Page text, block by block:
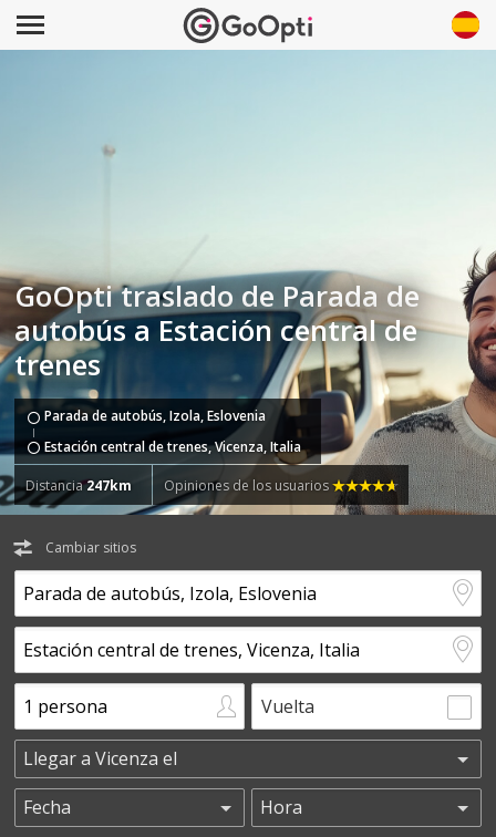
GoOpti traslado de Parada de
autobús a Estación central de
trenes
Parada de autobús, Izola, Eslovenia
Estación central de trenes, Vicenza, Italia
Distancia247km Opiniones de los usuarios
Cambiar sitios
Vuelta